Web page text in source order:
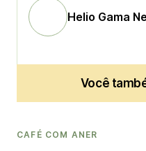
Helio Gama
Você
CAFÉ COM ANER